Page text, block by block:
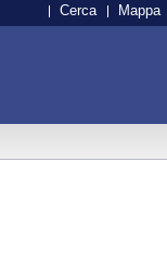
Cerca Mappa